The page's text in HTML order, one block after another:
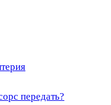
передать?